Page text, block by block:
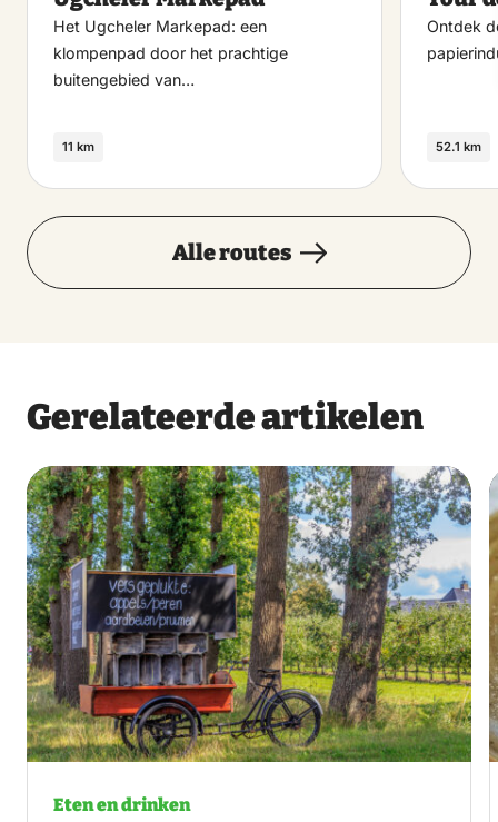
Het Ugcheler Markepad: een
klompenpad door het prachtige
buitengebied van…
11 km
Ontdek
52.1 km
Alle routes
Gerelateerde artikelen
Eten en drinken